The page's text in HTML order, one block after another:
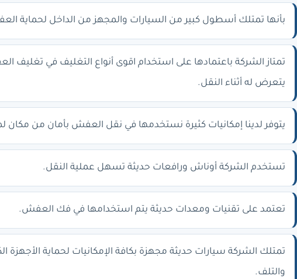
بأنها تمتلك أسطول كبير من السيارات والمجهز من الداخل لحماية
تمتاز الشركة باعتمادها على استخدام اقوى أنواع التغليف في
يتعرض له أثناء النقل.
يتوفر لدينا إمكانيات كثيرة نستخدمها في نقل العفش بأمان من مكان
تستخدم الشركة أوناش ورافعات حديثة تسهل عملية النقل.
تعتمد على تقنيات ومعدات حديثة يتم استخدامها في فك العفش.
تمتلك الشركة سيارات حديثة مجهزة بكافة الإمكانيات لحماية الأجهزة
والتلف.